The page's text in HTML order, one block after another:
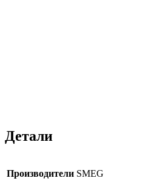
Детали
Производители SMEG